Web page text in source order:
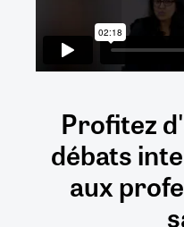
Profitez
débats
aux